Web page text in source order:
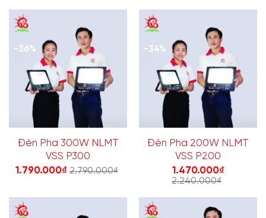
-36%
Đèn Pha 300W NLMT
VSS P300
1.790.000₫ 2.790.000₫
-34%
Đèn Pha 200W NLMT
VSS P200
1.470.000₫
2.240.000₫